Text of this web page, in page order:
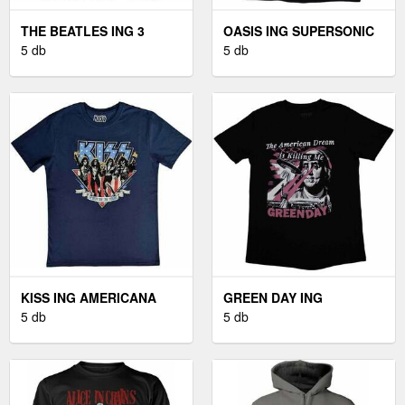
THE BEATLES ING 3
SAVILE ROW UNISEX
5 db
OASIS ING SUPERSONIC
TITLE UNISEX BLACK M
5 db
KISS ING AMERICANA
UNISEX DENIM BLUE M
5 db
GREEN DAY ING
AMERICAN DREAM
5 db